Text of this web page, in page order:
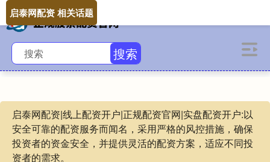
搜索
启泰网配资|线上配资开户|正规配资官网|实盘配资开户:以
安全可靠的配资服务而闻名，采用严格的风控措施，确保
投资者的资金安全，并提供灵活的配资方案，适应不同投
资者的需求。
启泰网配资 相关话题